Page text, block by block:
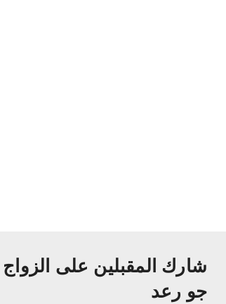
شارك المقبلين على
جو رعد